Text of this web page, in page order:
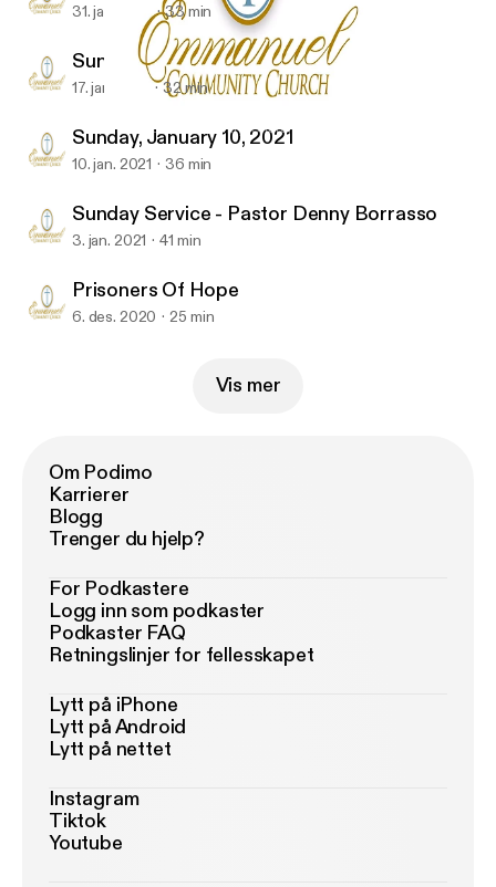
Emmanuel Community-Church
31. jan. 2021 33 min
Sunday Service 01-17-2021
17. jan. 2021 32 min
Sunday, January 10, 2021
10. jan. 2021 36 min
Sunday Service - Pastor Denny Borrasso
3. jan. 2021 41 min
Prisoners Of Hope
6. des. 2020 25 min
Vis mer
Om Podimo
Karrierer
Blogg
Trenger du hjelp?
For Podkastere
Logg inn som podkaster
Podkaster FAQ
Retningslinjer for fellesskapet
Lytt på iPhone
Lytt på Android
Lytt på nettet
Instagram
Tiktok
Youtube